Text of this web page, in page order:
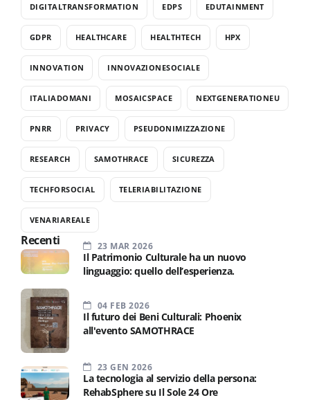
DIGITALTRANSFORMATION EDPS EDUTAINMENT
GDPR HEALTHCARE HEALTHTECH HPX
INNOVATION INNOVAZIONESOCIALE
ITALIADOMANI MOSAICSPACE NEXTGENERATIONEU
PNRR PRIVACY PSEUDONIMIZZAZIONE
RESEARCH SAMOTHRACE SICUREZZA
TECHFORSOCIAL TELERIABILITAZIONE
VENARIAREALE
Recenti 23 MAR 2026
Il Patrimonio Culturale ha un nuovo
linguaggio: quello dell’esperienza.
04 FEB 2026
Il futuro dei Beni Culturali: Phoenix
all'evento SAMOTHRACE
23 GEN 2026
La tecnologia al servizio della persona:
RehabSphere su Il Sole 24 Ore